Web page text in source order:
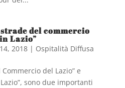
del commercio
Lazio”
2018| Ospitalità Diffusa
del Lazio” e
sono due importanti